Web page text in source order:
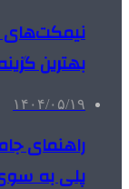
نیمکت‌های
بهترین
۱۴۰۴/۰۵/۱۹
راهنمای
پلی به